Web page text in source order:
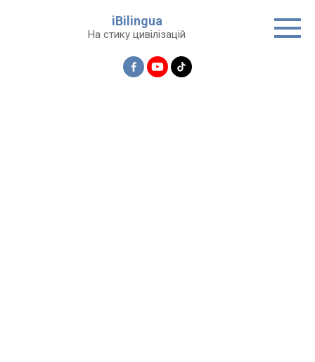
iBilingua
На стику цивілізацій